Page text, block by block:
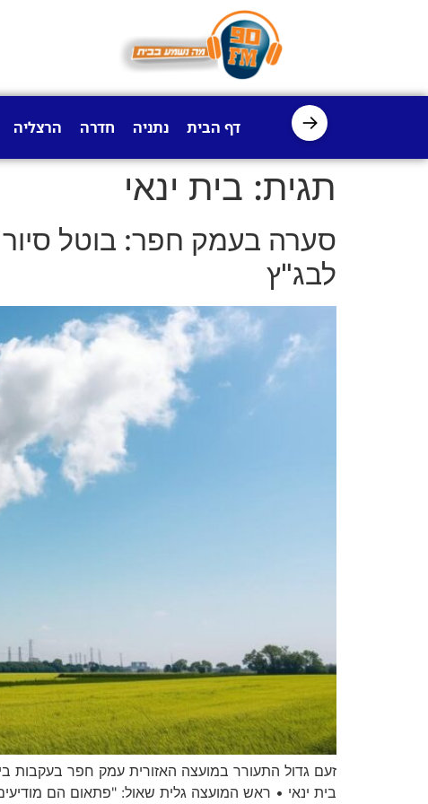
→ דף הבית נתניה חדרה הרצליה
תגית: בית ינאי
סערה בעמק חפר: בוטל
לבג"ץ
זעם גדול התעורר במועצה האזורית עמק חפר בעקבות
בית ינאי • ראש המועצה גלית שאול: "פתאום הם